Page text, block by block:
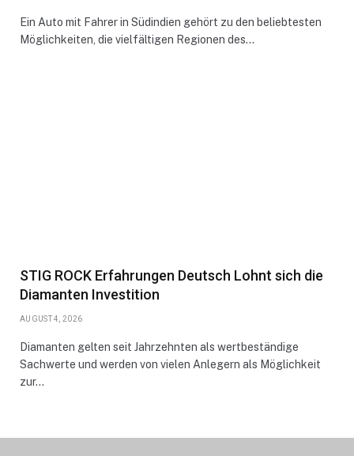
Ein Auto mit Fahrer in Südindien gehört zu den beliebtesten
Möglichkeiten, die vielfältigen Regionen des…
STIG ROCK Erfahrungen Deutsch Lohnt sich die
Diamanten Investition
AUGUST 4, 2026
Diamanten gelten seit Jahrzehnten als wertbeständige
Sachwerte und werden von vielen Anlegern als Möglichkeit
zur…